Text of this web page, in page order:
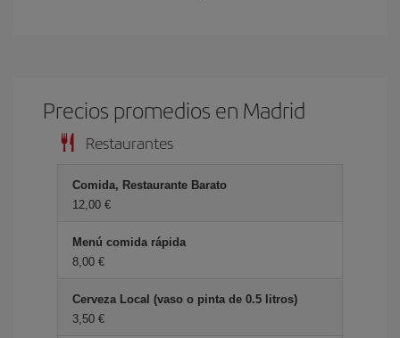
Precios promedios en Madrid
Restaurantes
Comida, Restaurante Barato
12,00 €
Menú comida rápida
8,00 €
Cerveza Local (vaso o pinta de 0.5 litros)
3,50 €